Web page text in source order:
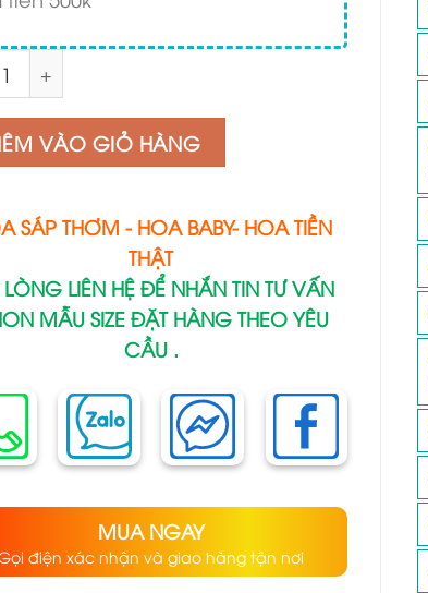
VÀO GIỎ HÀNG
SÁP THƠM - HOA BABY- HOA TIỀN
THẬT
LIÊN HỆ ĐỂ NHẮN TIN TƯ VẤN
MẪU SIZE ĐẶT HÀNG THEO YÊU
CẦU .
MUA NGAY
điện xác nhận và giao hàng tận nơi